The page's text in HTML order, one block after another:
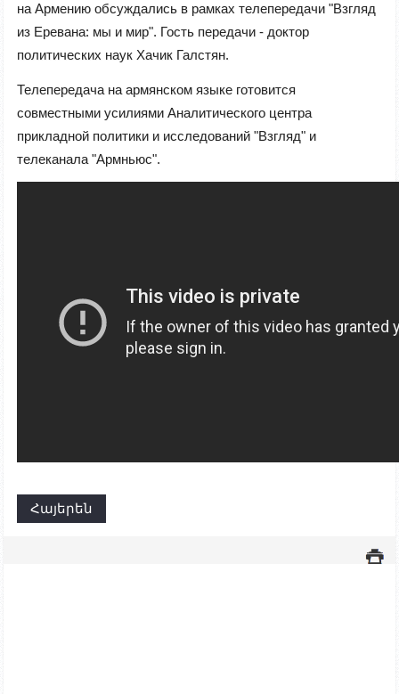
на Армению обсуждались в рамках телепередачи "Взгляд
из Еревана: мы и мир". Гость передачи - доктор
политических наук Хачик Галстян.
Телепередача на армянском языке готовится
совместными усилиями Аналитического центра
прикладной политики и исследований "Взгляд" и
телеканала "Армньюс".
Հայերեն